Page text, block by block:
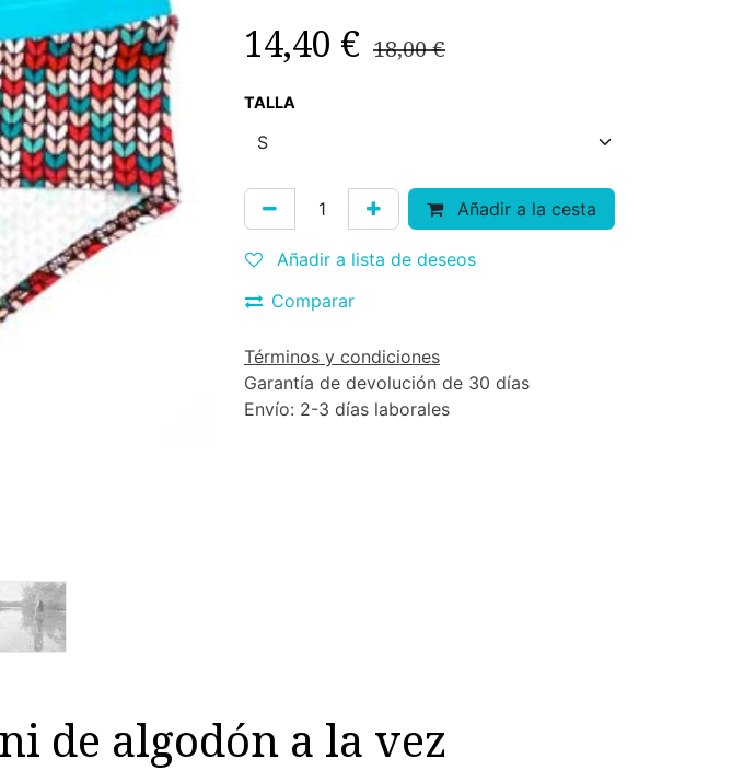
14,40 € 18,00€
TALLA
Añadir a la cesta
Añadir a lista de deseos
Comparar
Términos y condiciones
Garantía de devolución de 30 días
Envío: 2-3 días laborales
de algodón a la vez